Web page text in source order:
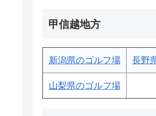
甲信越地方
新潟県のゴルフ場 長野
山梨県のゴルフ場